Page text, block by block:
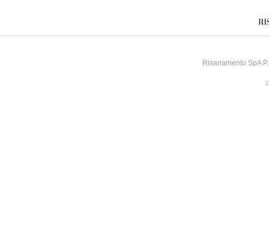
Risanamento SpA